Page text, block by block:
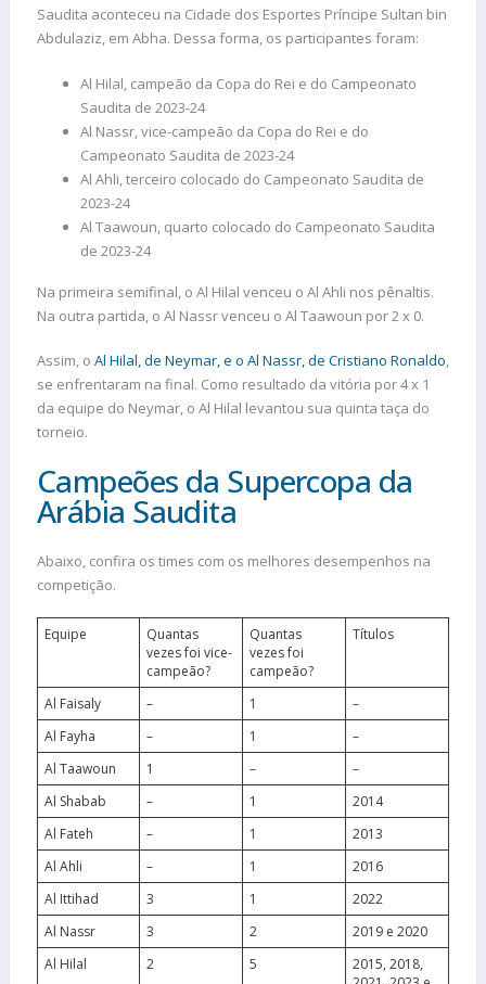
Saudita aconteceu na Cidade dos Esportes Príncipe Sultan bin
Abdulaziz, em Abha. Dessa forma, os participantes foram:
Al Hilal, campeão da Copa do Rei e do Campeonato
Saudita de 2023-24
Al Nassr, vice-campeão da Copa do Rei e do
Campeonato Saudita de 2023-24
Al Ahli, terceiro colocado do Campeonato Saudita de
2023-24
Al Taawoun, quarto colocado do Campeonato Saudita
de 2023-24
Na primeira semifinal, o Al Hilal venceu o Al Ahli nos pênaltis.
Na outra partida, o Al Nassr venceu o Al Taawoun por 2 x 0.
Assim, o Al Hilal, de Neymar, e o Al Nassr, de Cristiano Ronaldo,
se enfrentaram na final. Como resultado da vitória por 4 x 1
da equipe do Neymar, o Al Hilal levantou sua quinta taça do
torneio.
Campeões da Supercopa da
Arábia Saudita
Abaixo, confira os times com os melhores desempenhos na
competição.
Equipe
Quantas
vezes foi vice-
campeão?
Quantas
vezes foi
campeão?
Títulos
Al Faisaly – 1
–
Al Fayha
– 1
–
Al Taawoun
1 –
–
Al Shabab
– 1
2014
Al Fateh
– 1
2013
Al Ahli
– 1
2016
Al Ittihad
3 1
2022
Al Nassr
3 2
2019 e 2020
Al Hilal
2 5
2015, 2018,